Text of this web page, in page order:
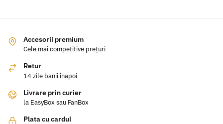
Accesorii premium
Cele mai competitive prețuri
Retur
14 zile banii înapoi
Livrare prin curier
la EasyBox sau FanBox
Plata cu cardul